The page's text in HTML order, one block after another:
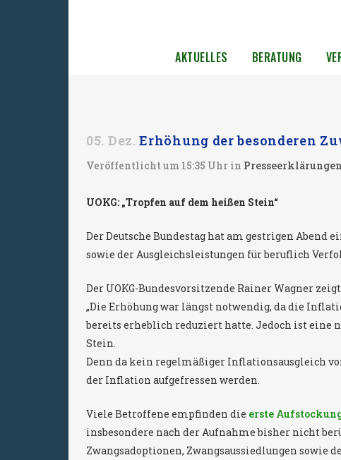
AKTUELLES BERATUNG
05. Dez. Erhöhung der besonderen
Veröffentlicht um 15:35 Uhr in Presseerklärungen
UOKG: „Tropfen auf dem heißen Stein“
Der Deutsche Bundestag hat am gestrigen Abend
sowie der Ausgleichsleistungen für beruflich
Der UOKG-Bundesvorsitzende Rainer Wagner
„Die Erhöhung war längst notwendig, da die
bereits erheblich reduziert hatte. Jedoch ist eine
Stein.
Denn da kein regelmäßiger Inflationsausgleich
der Inflation aufgefressen werden.
Viele Betroffene empfinden die erste
insbesondere nach der Aufnahme bisher nicht
Zwangsadoptionen, Zwangsaussiedlungen sowie